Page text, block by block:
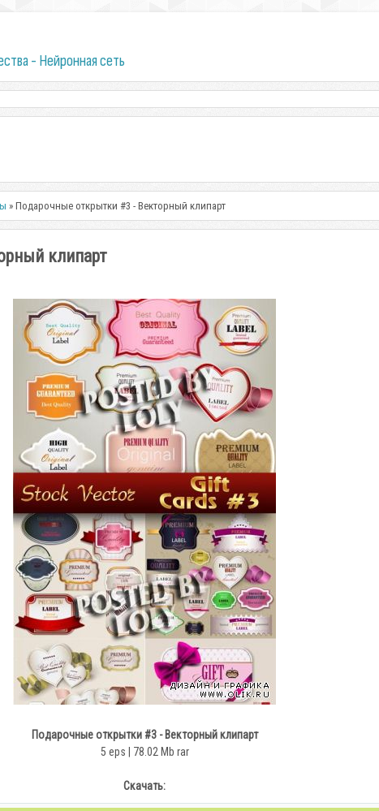
- Нейронная сеть
» Подарочные открытки #3 - Векторный клипарт
клипарт
Подарочные открытки #3 - Векторный клипарт
5 eps | 78.02 Mb rar
Скачать: